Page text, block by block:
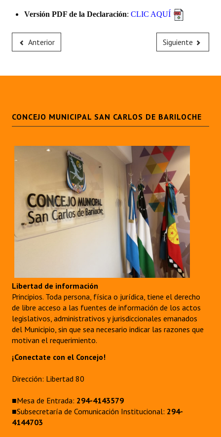
Entrega de distinciones
Versión PDF de la Declaración: CLIC AQUÍ
Anterior Siguiente
CONCEJO MUNICIPAL SAN CARLOS DE BARILOCHE
Libertad de información
Principios. Toda persona, física o jurídica, tiene el derecho
de libre acceso a las fuentes de información de los actos
legislativos, administrativos y jurisdiccionales emanados
del Municipio, sin que sea necesario indicar las razones que
motivan el requerimiento.
¡Conectate con el Concejo!
Dirección: Libertad 80
■Mesa de Entrada: 294-4143579
■Subsecretaría de Comunicación Institucional: 294-
4144703